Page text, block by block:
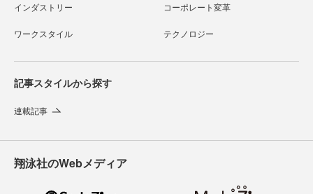
インダストリー コーポレート変革
ワークスタイル テクノロジー
記事スタイルから探す
連載記事
翔泳社のWebメディア